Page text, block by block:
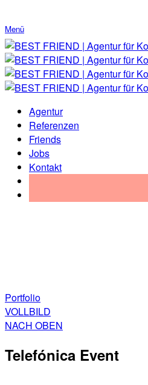
Menü
Agentur
Referenzen
Friends
Jobs
Kontakt
Portfolio
VOLLBILD
NACH OBEN
Telefónica Event